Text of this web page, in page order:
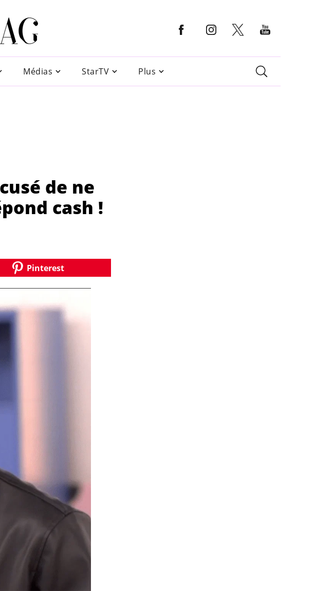
Médias StarTV Plus
de ne
cash !
Pinterest